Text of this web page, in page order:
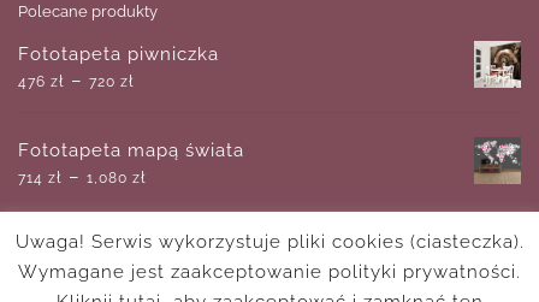
Polecane produkty
Fototapeta piwniczka
476 zł – 720 zł
Fototapeta mapą świata
714 zł – 1,080 zł
Rajskie wybrzeże - obraz pełen egzotycznych
barw
Uwaga! Serwis wykorzystuje pliki cookies (ciasteczka).
Wymagane jest zaakceptowanie polityki prywatności.